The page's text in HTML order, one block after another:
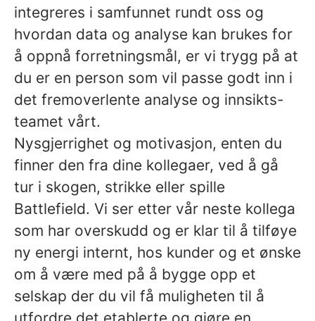
integreres i samfunnet rundt oss og
hvordan data og analyse kan brukes for
å oppnå forretningsmål, er vi trygg på at
du er en person som vil passe godt inn i
det fremoverlente analyse og innsikts-
teamet vårt.
Nysgjerrighet og motivasjon, enten du
finner den fra dine kollegaer, ved å gå
tur i skogen, strikke eller spille
Battlefield. Vi ser etter vår neste kollega
som har overskudd og er klar til å tilføye
ny energi internt, hos kunder og et ønske
om å være med på å bygge opp et
selskap der du vil få muligheten til å